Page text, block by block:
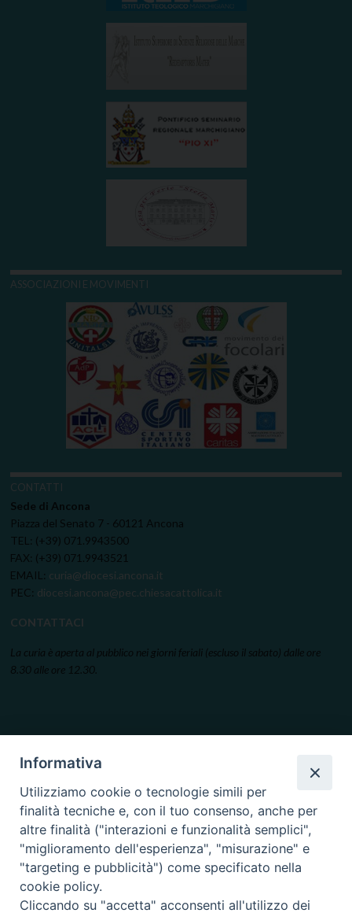
ASSOCIAZIONI E MOVIMENTI
CONTATTI
Sede di Ancona
Piazza del Senato 7 - 60121 Ancona
TEL: (+39) 071.9943500
FAX: (+39) 071.9943521
EMAIL: curia@diocesi.ancona.it
PEC: diocesi.ancona@pec.chiesacattolica.it
CONTATTACI
La curia è aperta al pubblico nei giorni feriali (escluso il sabato) dalle ore
8.30 alle ore 12.30.
Informativa
Utilizziamo cookie o tecnologie simili per
finalità tecniche e, con il tuo consenso, anche per
altre finalità ("interazioni e funzionalità semplici",
"miglioramento dell'esperienza", "misurazione" e
"targeting e pubblicità") come specificato nella
cookie policy.
Cliccando su "accetta" acconsenti all'utilizzo dei